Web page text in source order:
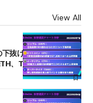
View All
抜けで0.95ドルを試
、TAKE